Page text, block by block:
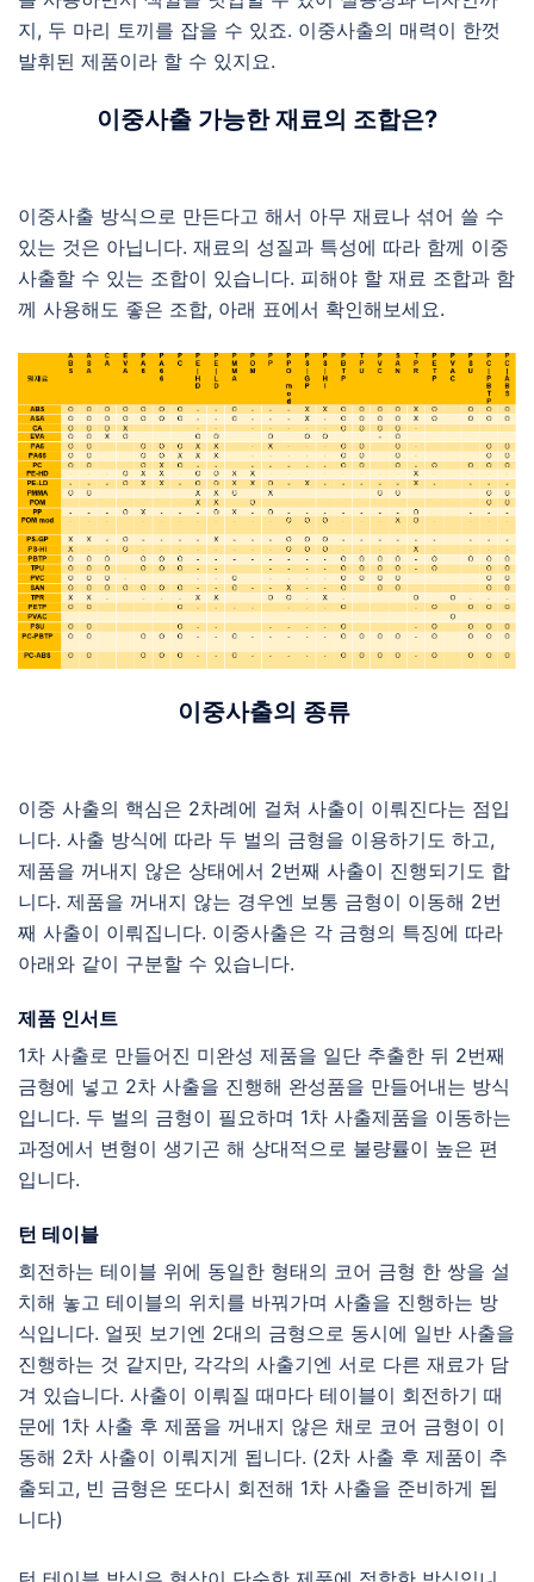
지, 두 마리 토끼를 잡을 수 있죠. 이중사출의 매력이 한껏
발휘된 제품이라 할 수 있지요.
이중사출 가능한 재료의 조합은?
이중사출 방식으로 만든다고 해서 아무 재료나 섞어 쓸 수
있는 것은 아닙니다. 재료의 성질과 특성에 따라 함께 이중
사출할 수 있는 조합이 있습니다. 피해야 할 재료 조합과 함
께 사용해도 좋은 조합, 아래 표에서 확인해보세요.
이중사출의 종류
이중 사출의 핵심은 2차례에 걸쳐 사출이 이뤄진다는 점입
니다. 사출 방식에 따라 두 벌의 금형을 이용하기도 하고,
제품을 꺼내지 않은 상태에서 2번째 사출이 진행되기도 합
니다. 제품을 꺼내지 않는 경우엔 보통 금형이 이동해 2번
째 사출이 이뤄집니다. 이중사출은 각 금형의 특징에 따라
아래와 같이 구분할 수 있습니다.
제품 인서트
1차 사출로 만들어진 미완성 제품을 일단 추출한 뒤 2번째
금형에 넣고 2차 사출을 진행해 완성품을 만들어내는 방식
입니다. 두 벌의 금형이 필요하며 1차 사출제품을 이동하는
과정에서 변형이 생기곤 해 상대적으로 불량률이 높은 편
입니다.
턴 테이블
회전하는 테이블 위에 동일한 형태의 코어 금형 한 쌍을 설
치해 놓고 테이블의 위치를 바꿔가며 사출을 진행하는 방
식입니다. 얼핏 보기엔 2대의 금형으로 동시에 일반 사출을
진행하는 것 같지만, 각각의 사출기엔 서로 다른 재료가 담
겨 있습니다. 사출이 이뤄질 때마다 테이블이 회전하기 때
문에 1차 사출 후 제품을 꺼내지 않은 채로 코어 금형이 이
동해 2차 사출이 이뤄지게 됩니다. (2차 사출 후 제품이 추
출되고, 빈 금형은 또다시 회전해 1차 사출을 준비하게 됩
니다)